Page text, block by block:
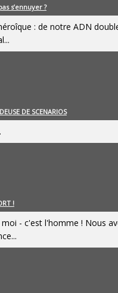
s’ennuyer ?
: de notre ADN
DE SCENARIOS
!
moi - c'est l'homme ! Nous